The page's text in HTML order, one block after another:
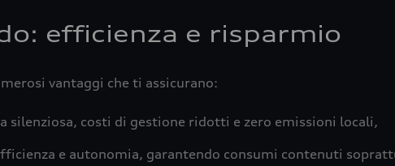
efficienza e risparmio
vantaggi che ti assicurano:
silenziosa, costi di gestione ridotti e zero emissioni locali,
e autonomia, garantendo consumi contenuti